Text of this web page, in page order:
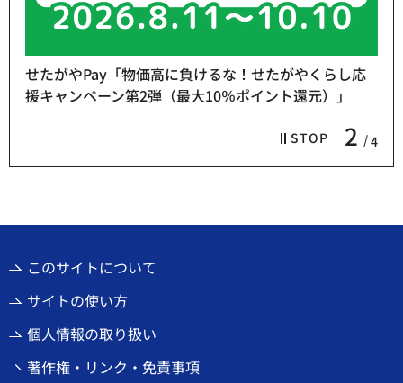
STOP 2 4
せたがやPay「物価高に負けるな！せたがやくらし応
援キャンペーン第2弾（最大10％ポイント還元）」
このサイトについて
サイトの使い方
個人情報の取り扱い
著作権・リンク・免責事項